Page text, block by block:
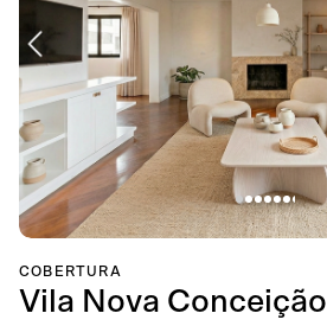
COBERTURA
Vila Nova Conceição